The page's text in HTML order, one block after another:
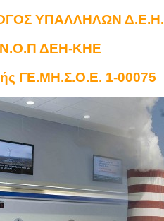
ΥΠΑΛΛΗΛΩΝ Δ.Ε.Η.
ΔΕΗ-ΚΗΕ
ΓΕ.ΜΗ.Σ.Ο.Ε. 1-00075